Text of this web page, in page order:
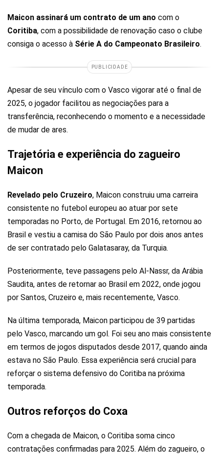
Maicon assinará um contrato de um ano com o
Coritiba, com a possibilidade de renovação caso o clube
consiga o acesso à Série A do Campeonato Brasileiro.
PUBLICIDADE
Apesar de seu vínculo com o Vasco vigorar até o final de
2025, o jogador facilitou as negociações para a
transferência, reconhecendo o momento e a necessidade
de mudar de ares.
Trajetória e experiência do zagueiro
Maicon
Revelado pelo Cruzeiro, Maicon construiu uma carreira
consistente no futebol europeu ao atuar por sete
temporadas no Porto, de Portugal. Em 2016, retornou ao
Brasil e vestiu a camisa do São Paulo por dois anos antes
de ser contratado pelo Galatasaray, da Turquia.
Posteriormente, teve passagens pelo Al-Nassr, da Arábia
Saudita, antes de retornar ao Brasil em 2022, onde jogou
por Santos, Cruzeiro e, mais recentemente, Vasco.
Na última temporada, Maicon participou de 39 partidas
pelo Vasco, marcando um gol. Foi seu ano mais consistente
em termos de jogos disputados desde 2017, quando ainda
estava no São Paulo. Essa experiência será crucial para
reforçar o sistema defensivo do Coritiba na próxima
temporada.
Outros reforços do Coxa
Com a chegada de Maicon, o Coritiba soma cinco
contratações confirmadas para 2025. Além do zagueiro, o